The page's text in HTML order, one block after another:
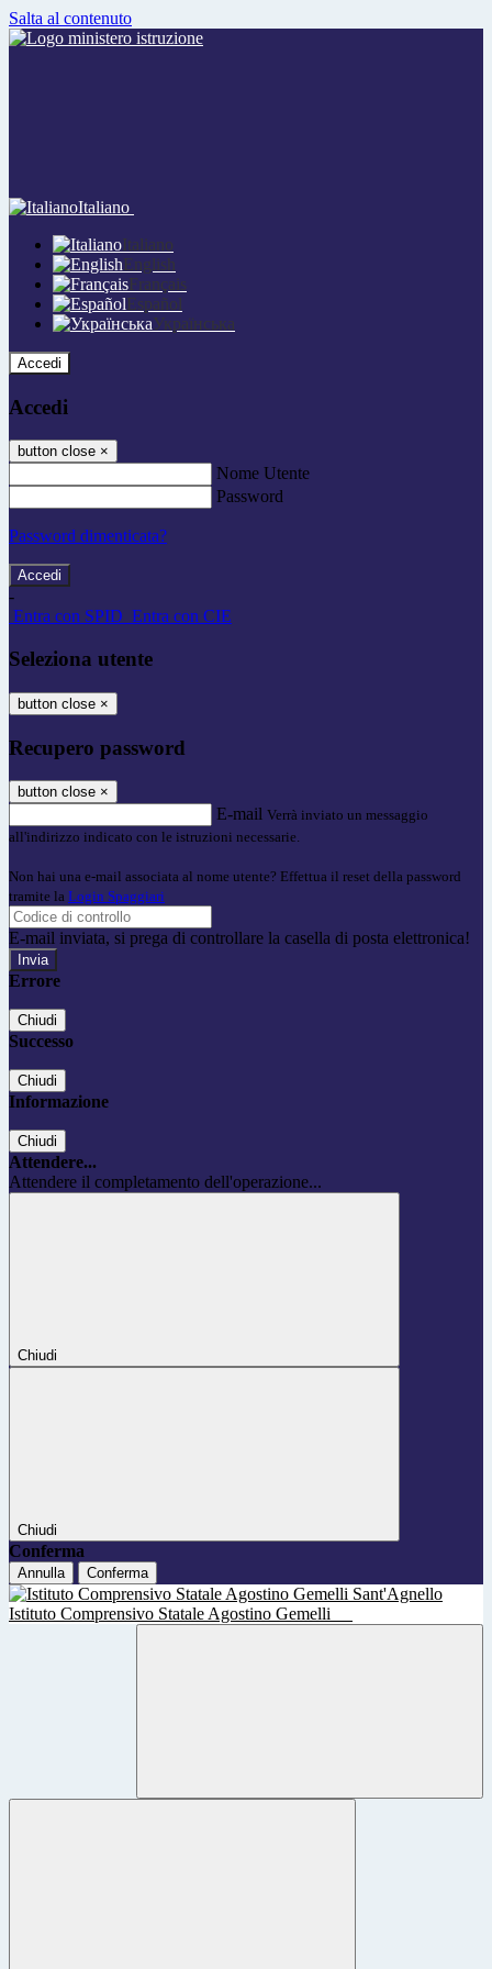
Salta al contenuto
Italiano
Italiano
English
Français
Español
Українська
Accedi
Accedi
button close ×
Nome Utente
Password
Password dimenticata?
-
Entra con SPID Entra con CIE
Seleziona utente
button close ×
Recupero password
button close ×
E-mail Verrà inviato un messaggio
all'indirizzo indicato con le istruzioni necessarie.
Non hai una e-mail associata al nome utente? Effettua il reset della password
tramite la Login Spaggiari
E-mail inviata, si prega di controllare la casella di posta elettronica!
Errore
Chiudi
Successo
Chiudi
Informazione
Chiudi
Attendere...
Attendere il completamento dell'operazione...
Chiudi
Chiudi
Conferma
Annulla Conferma
Istituto Comprensivo Statale Agostino Gemelli